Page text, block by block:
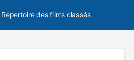
Répertoire des films classés